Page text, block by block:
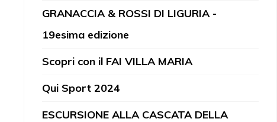
GRANACCIA & ROSSI DI LIGURIA -
19esima edizione
Scopri con il FAI VILLA MARIA
Qui Sport 2024
ESCURSIONE ALLA CASCATA DELLA